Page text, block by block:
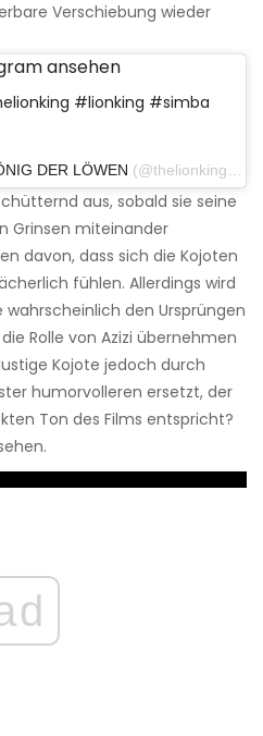
Verschiebung wieder
ansehen
#lionking #simba
DER LÖWEN (@thelionking_life) am 23. November 2018 um 23:38 Uhr PST
aus, sobald sie seine
Grinsen miteinander
davon, dass sich die Kojoten
fühlen. Allerdings wird
den Ursprüngen
Rolle von Azizi übernehmen
Kojote jedoch durch
humorvolleren ersetzt, der
Ton des Films entspricht?